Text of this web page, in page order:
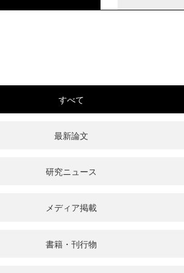
すべて
最新論文
研究ニュース
メディア掲載
書籍・刊行物